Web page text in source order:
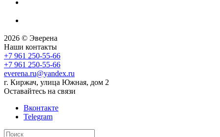
2026 © Эверена
Наши контакты
+7 961 250-55-66
+7 961 250-55-66
everena.ru@yandex.ru
г. Киржач, улица Южная, дом 2
Оставайтесь на связи
Вконтакте
Telegram